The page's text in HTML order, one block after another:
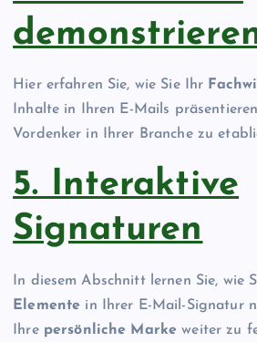
Hier erfahren Sie, wie Sie Ihr
Inhalte in Ihren E-Mails
Vordenker in Ihrer Branche zu
5. Interaktive
Signaturen
In diesem Abschnitt lernen Sie, wie
Elemente in Ihrer E-Mail-Signatur
Ihre persönliche Marke weiter zu